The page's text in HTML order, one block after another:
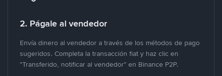
2. Págale al vendedor
Envía dinero al vendedor a través de los métodos de pago
sugeridos. Completa la transacción fiat y haz clic en
"Transferido, notificar al vendedor" en Binance P2P.